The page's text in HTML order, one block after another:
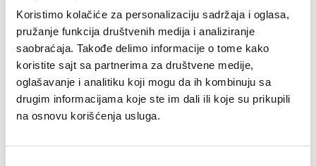
Koristimo kolačiće za personalizaciju sadržaja i oglasa,
pružanje funkcija društvenih medija i analiziranje
saobraćaja. Takođe delimo informacije o tome kako
koristite sajt sa partnerima za društvene medije,
oglašavanje i analitiku koji mogu da ih kombinuju sa
drugim informacijama koje ste im dali ili koje su prikupili
na osnovu korišćenja usluga.
LoopiaDNS E-mail Starter Privat
Broj
kontakata
125
Broj
kontakata
125
Broj
kontakata
125
Broj
200
Broj e-
Broj e-